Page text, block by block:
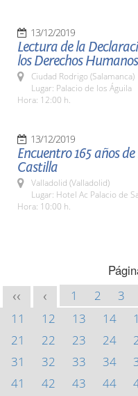
13/12/2019
Lectura de la
los Derechos Humanos
Ciudad Rodrigo (Salamanca)
Lugar: Palacio de los Águila
Hora: 12:00 h.
13/12/2019
Encuentro 165 años
Castilla
Valladolid (Valladolid)
Lugar: Hotel Ac Palacio de
Hora: 10:00 h.
<< < 1 2 3
11
12 13 14
21
22 23 24
31
32 33 34
41
42 43 44